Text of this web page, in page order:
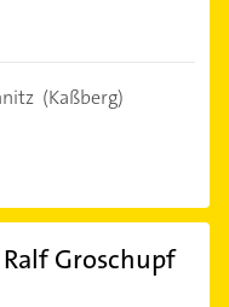
(Kaßberg)
Groschupf